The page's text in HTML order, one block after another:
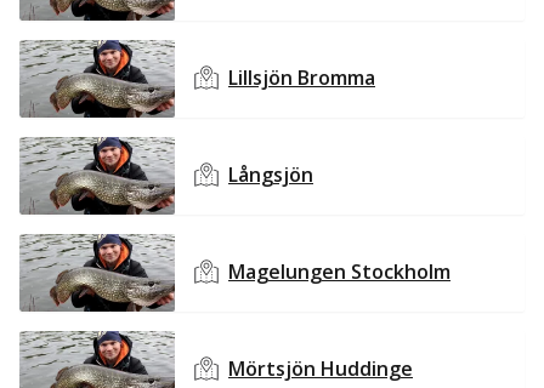
Lillsjön Bromma
Långsjön
Magelungen Stockholm
Mörtsjön Huddinge